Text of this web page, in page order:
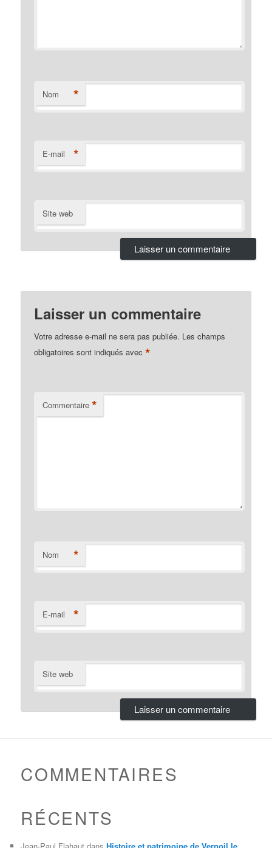
Nom *
E-mail *
Site web
Laisser un commentaire
Votre adresse e-mail ne sera pas publiée. Les champs
obligatoires sont indiqués avec*
Commentaire *
Nom *
E-mail *
Site web
COMMENTAIRES
RÉCENTS